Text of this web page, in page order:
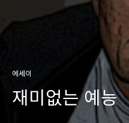
에세이
재미없는 예능